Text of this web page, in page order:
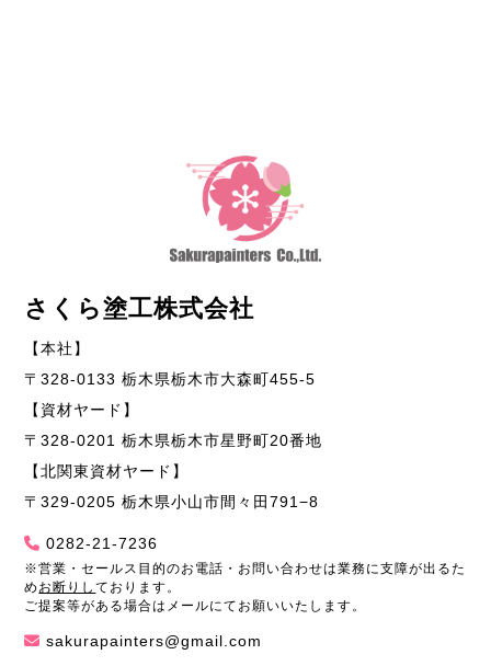
さくら塗工株式会社
【本社】
〒328-0133 栃木県栃木市大森町455-5
【資材ヤード】
〒328-0201 栃木県栃木市星野町20番地
【北関東資材ヤード】
〒329-0205 栃木県小山市間々田791−8
0282-21-7236
※営業・セールス目的のお電話・お問い合わせは業務に支障が出るた
め お断りしております。
ご提案等がある場合はメールにてお願いいたします。
sakurapainters@gmail.com